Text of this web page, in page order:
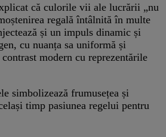
că culorile vii ale lucrării „nu
regală întâlnită în multe
și un impuls dinamic și
cu nuanța sa uniformă și
modern cu reprezentările
simbolizează frumusețea și
timp pasiunea regelui pentru